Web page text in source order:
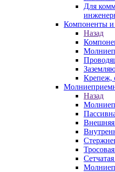
Для
Компоненты и
Назад
Крепеж,
Назад
Внешняя